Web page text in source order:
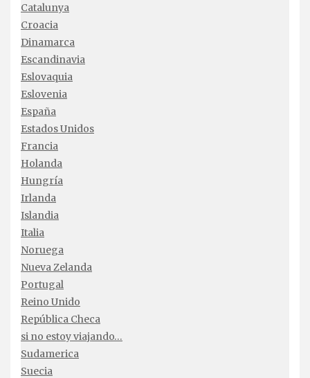
Catalunya
Croacia
Dinamarca
Escandinavia
Eslovaquia
Eslovenia
España
Estados Unidos
Francia
Holanda
Hungría
Irlanda
Islandia
Italia
Noruega
Nueva Zelanda
Portugal
Reino Unido
República Checa
si no estoy viajando…
Sudamerica
Suecia